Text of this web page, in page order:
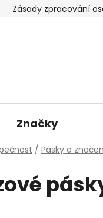
Zásady zpracování
Značky
/ Pásky a